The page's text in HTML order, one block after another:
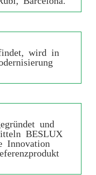
wird in
und
BESLUX
Innovation